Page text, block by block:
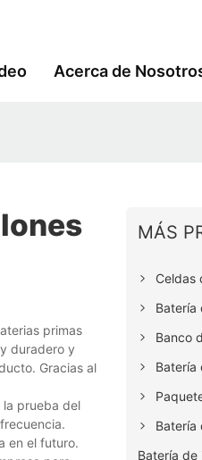
Acerca de
primas
duradero y
Gracias al
prueba del
en el futuro.
MÁS
Celdas
Batería
Banco
Batería
Batería
Batería de